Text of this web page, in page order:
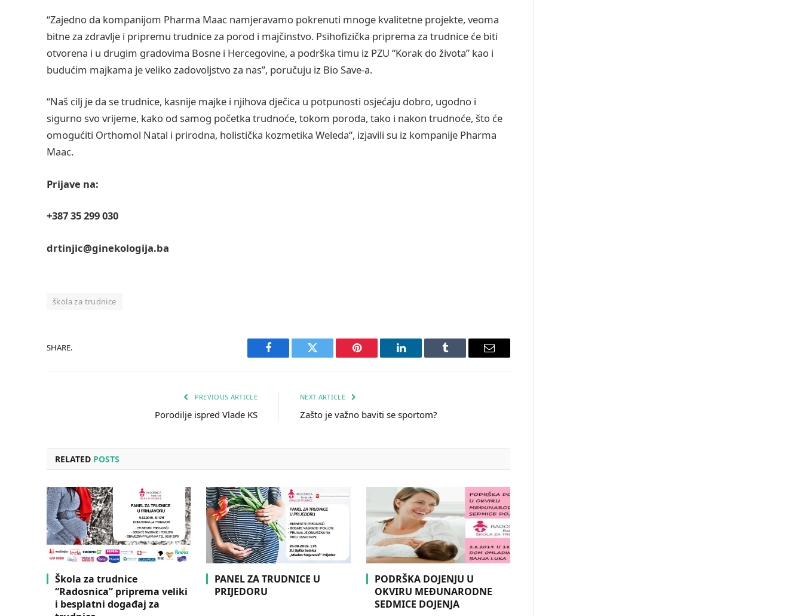
“Zajedno da kompanijom Pharma Maac namjeravamo pokrenuti mnoge kvalitetne projekte, veoma
bitne za zdravlje i pripremu trudnice za porod i majčinstvo. Psihofizička priprema za trudnice će biti
otvorena i u drugim gradovima Bosne i Hercegovine, a podrška timu iz PZU “Korak do života” kao i
budućim majkama je veliko zadovoljstvo za nas”, poručuju iz Bio Save-a.
“Naš cilj je da se trudnice, kasnije majke i njihova dječica u potpunosti osjećaju dobro, ugodno i
sigurno svo vrijeme, kako od samog početka trudnoće, tokom poroda, tako i nakon trudnoće, što će
omogućiti Orthomol Natal i prirodna, holistička kozmetika Weleda“, izjavili su iz kompanije Pharma
Maac.
Prijave na:
+387 35 299 030
drtinjic@ginekologija.ba
škola za trudnice
SHARE.
Facebook Twitter Pinterest LinkedIn Tumblr Email
PREVIOUS ARTICLE
Porodilje ispred Vlade KS
NEXT ARTICLE
Zašto je važno baviti se sportom?
RELATED POSTS
Škola za trudnice
“Radosnica” priprema veliki
i besplatni događaj za
PANEL ZA TRUDNICE U
PRIJEDORU
PODRŠKA DOJENJU U
OKVIRU MEĐUNARODNE
SEDMICE DOJENJA